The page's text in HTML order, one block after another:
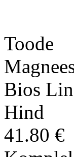
Toode
Bios
Hind
41.80 €